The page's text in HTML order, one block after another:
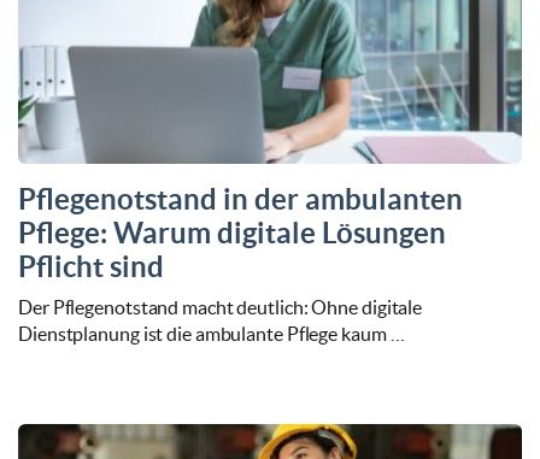
Pflegenotstand in der ambulanten
Pflege: Warum digitale Lösungen
Pflicht sind
Der Pflegenotstand macht deutlich: Ohne digitale
Dienstplanung ist die ambulante Pflege kaum …